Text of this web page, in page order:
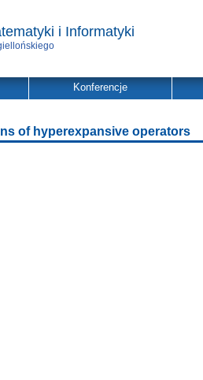
i Informatyki
Konferencje
of hyperexpansive operators